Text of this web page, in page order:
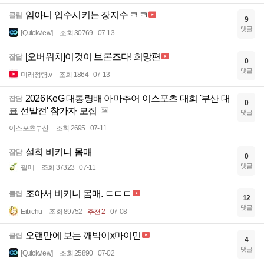
클립 임아니 입수시키는 장지수 ㅋㅋ
[Quickview] 조회 30769 07-13
9
댓글
잡담 [오버워치]이것이 브론즈다! 희망편
미래정령tv 조회 1864 07-13
0
댓글
잡담 2026 KeG 대통령배 아마추어 이스포츠 대회 '부산 대
표 선발전' 참가자 모집
이스포츠부산 조회 2695 07-11
0
댓글
잡담 설희 비키니 몸매
필메 조회 37323 07-11
0
댓글
클립 조아서 비키니 몸매. ㄷㄷㄷ
Eibichu 조회 89752 추천 2 07-08
12
댓글
클립 오랜만에 보는 깨박이x마이민
[Quickview] 조회 25890 07-02
4
댓글